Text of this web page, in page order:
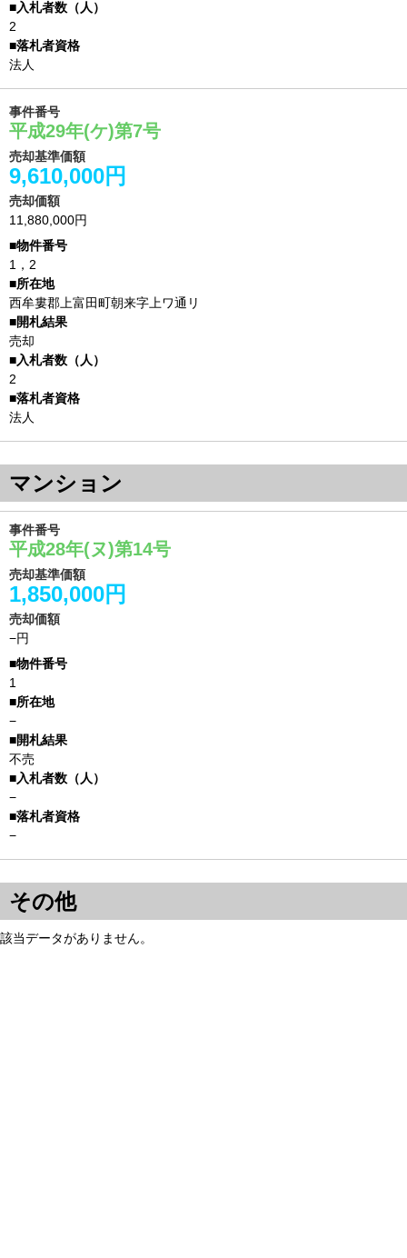
2
法人
事件番号
平成29年(ケ)第7号
売却基準価額
9,610,000円
売却価額
11,880,000円
1，2
西牟婁郡上富田町朝来字上ワ通リ
売却
2
法人
マンション
事件番号
平成28年(ヌ)第14号
売却基準価額
1,850,000円
売却価額
−円
1
−
不売
−
−
その他
該当データがありません。